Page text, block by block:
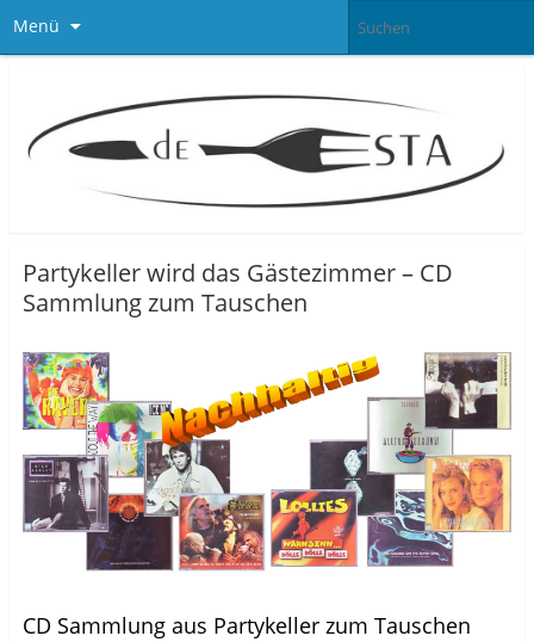
Menü
Partykeller wird das Gästezimmer – CD
Sammlung zum Tauschen
CD Sammlung aus Partykeller zum Tauschen